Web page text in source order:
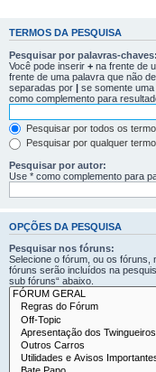
TERMOS DA PESQUISA
Pesquisar por palavras-chaves:
Você pode inserir + na frente de
frente de uma palavra que não
separadas por | se somente
como complemento para
Pesquisar por todos os
Pesquisar por qualquer termo
Pesquisar por autor:
Use * como complemento para
OPÇÕES DA PESQUISA
Pesquisar nos fóruns:
Selecione o fórum, ou os fóruns,
fóruns serão incluídos na
sub fóruns“ abaixo.